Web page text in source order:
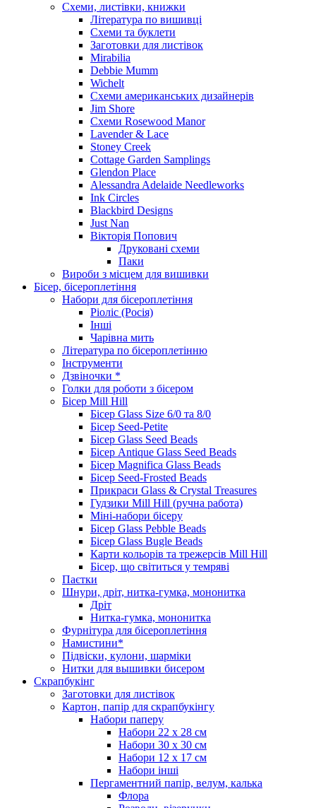
Схеми, листівки, книжки
Література по вишивці
Схеми та буклети
Заготовки для листівок
Mirabilia
Debbie Mumm
Wichelt
Схеми американських дизайнерів
Jim Shore
Cхеми Rosewood Manor
Lavender & Lace
Stoney Creek
Cottage Garden Samplings
Glendon Place
Alessandra Adelaide Needleworks
Ink Circles
Blackbird Designs
Just Nan
Вікторія Попович
Друковані схеми
Паки
Вироби з місцем для вишивки
Бісер, бісероплетіння
Набори для бісероплетіння
Ріоліс (Росія)
Інші
Чарівна мить
Література по бісероплетінню
Інструменти
Дзвіночки *
Голки для роботи з бісером
Бісер Mill Hill
Бісер Glass Size 6/0 та 8/0
Бісер Seed-Petite
Бісер Glass Seed Beads
Бісер Antique Glass Seed Beads
Бісер Magnifica Glass Beads
Бісер Seed-Frosted Beads
Прикраси Glass & Crystal Treasures
Гудзики Mill Hill (ручна работа)
Міні-набори бісеру
Бісер Glass Pebble Beads
Бісер Glass Bugle Beads
Карти кольорів та трежерсів Mill Hill
Бісер, що світиться у темряві
Паєтки
Шнури, дріт, нитка-гумка, мононитка
Дріт
Нитка-гумка, мононитка
Фурнітура для бісероплетіння
Намистини*
Підвіски, кулони, шарміки
Нитки для вышивки бисером
Скрапбукінг
Заготовки для листівок
Картон, папір для скрапбукінгу
Набори паперу
Набори 22 х 28 см
Набори 30 х 30 см
Набори 12 х 17 см
Набори інші
Пергаментний папір, велум, калька
Флора